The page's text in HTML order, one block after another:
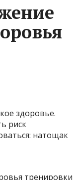
здоровье.
риск
натощак